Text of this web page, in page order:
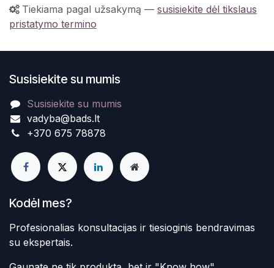
Tiekiama pagal užsakymą — susisiekite dėl tikslaus
pristatymo termino
Susisiekite su mumis
Susisiekite su mumis
vadyba@bads.lt
+370 675 78878
Kodėl mes?
Profesionalias konsultacijas ir tiesioginis bendravimas
su ekspertais.